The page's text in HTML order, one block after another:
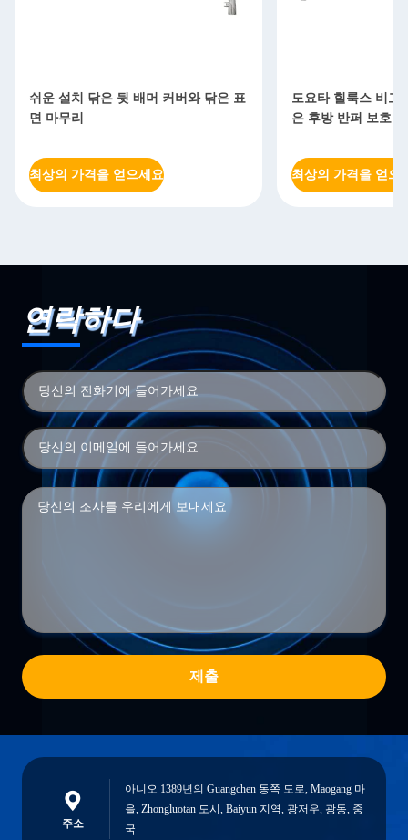
쉬운 설치 닦은 뒷 배머 커버와 닦은 표
면 마무리
최상의 가격을 얻으세요
도요타 힐룩스 비고
은 후방 반퍼 보호
최상의 가격을 얻으
연락하다
제출
주소
아니오 1389년의 Guangchen 동쪽 도로, Maogang 마
을, Zhongluotan 도시, Baiyun 지역, 광저우, 광동, 중
국